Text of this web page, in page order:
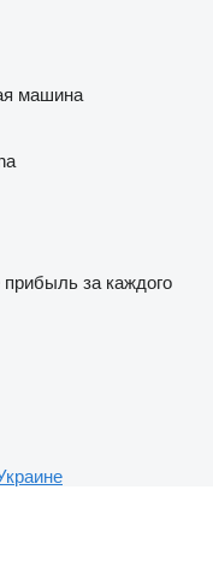
машина
за каждого